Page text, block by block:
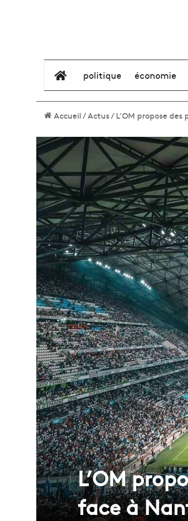
élément de menu
politique économie
Accueil/Actus/L’OM propose
L’OM
face à